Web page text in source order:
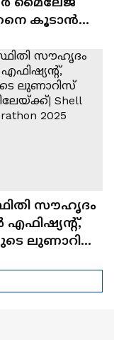
കൂടാൻ
സൗഹൃദം
എഫിഷ്യന്റ്,
ലുണാറിസ്
2025